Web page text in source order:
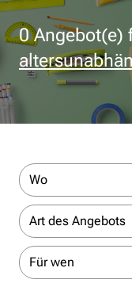
0Angebot(e)
Wo
Art des Angebots
Für wen